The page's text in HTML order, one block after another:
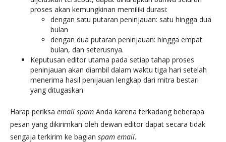
proses akan kemungkinan memiliki durasi:
dengan satu putaran peninjauan: satu hingga dua
bulan
dengan dua putaran peninjauan: hingga empat
bulan, dan seterusnya.
Keputusan editor utama pada setiap tahap proses
peninjauan akan diambil dalam waktu tiga hari setelah
menerima hasil penijauan lengkap dari mitra bestari
yang ditugaskan.
Harap periksa email spam Anda karena terkadang beberapa
pesan yang dikirimkan oleh dewan editor dapat secara tidak
sengaja terkirim ke bagian spam email.